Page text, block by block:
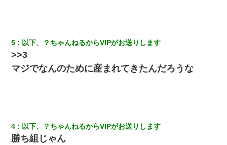
（もう手遅れだったんだな…）
出張中の旦那から『フリンしやがって、このクズ』と電話が。私
「本当に家まで来たの？証拠は？」旦那「俺の言葉が信じられな
22歳の頃、父に36歳の男性とお見合いをしてくれと頼まれた。父
5 以下、？ちゃんねるからVIPがお送りします
>>3
マジでなんのために産まれてきたんだろうな
4 以下、？ちゃんねるからVIPがお送りします
勝ち組じゃん